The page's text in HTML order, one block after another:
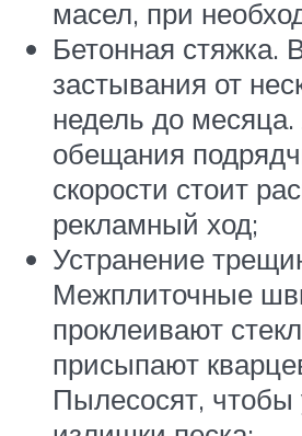
масел, при
Бетонная стяжка.
застывания от
недель до
обещания
скорости стоит
рекламный ход;
Устранение
Межплиточные
проклеивают
присыпают
Пылесосят, чтобы